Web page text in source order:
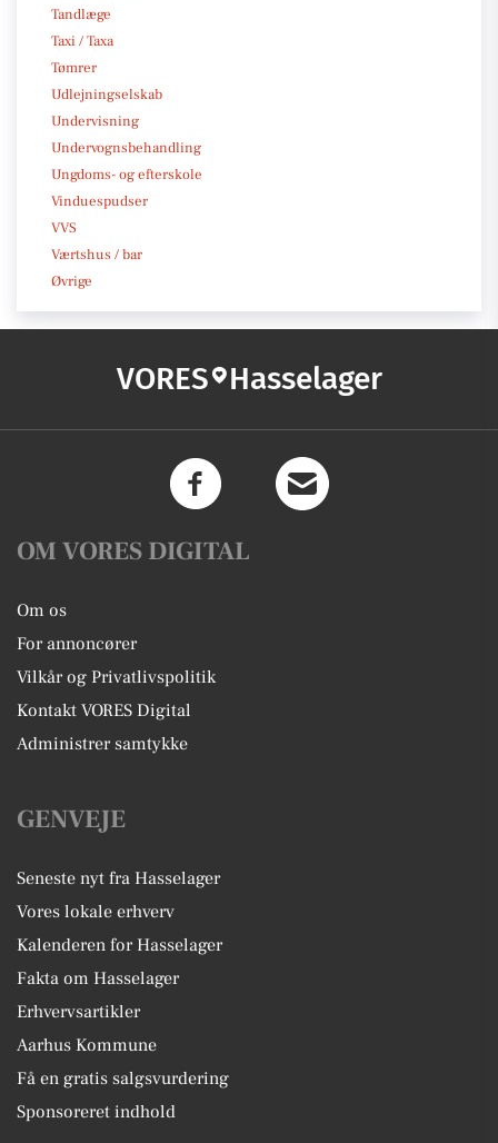
Tandlæge
Taxi / Taxa
Tømrer
Udlejningselskab
Undervisning
Undervognsbehandling
Ungdoms- og efterskole
Vinduespudser
VVS
Værtshus / bar
Øvrige
VORES Hasselager
OM VORES DIGITAL
Om os
For annoncører
Vilkår og Privatlivspolitik
Kontakt VORES Digital
Administrer samtykke
GENVEJE
Seneste nyt fra Hasselager
Vores lokale erhverv
Kalenderen for Hasselager
Fakta om Hasselager
Erhvervsartikler
Aarhus Kommune
Få en gratis salgsvurdering
Sponsoreret indhold